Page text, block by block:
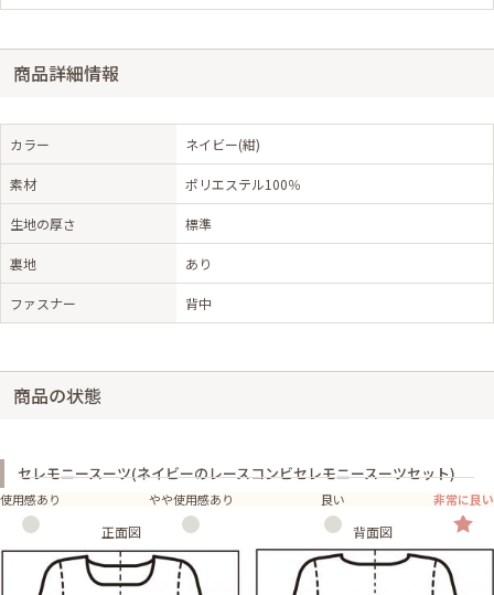
商品詳細情報
カラー ネイビー(紺)
素材 ポリエステル100％
生地の厚さ 標準
裏地 あり
ファスナー 背中
商品の状態
セレモニースーツ(ネイビーのレースコンビセレモニースーツセット)
使用感あり やや使用感あり 良い 非常に良い
正面図 背面図